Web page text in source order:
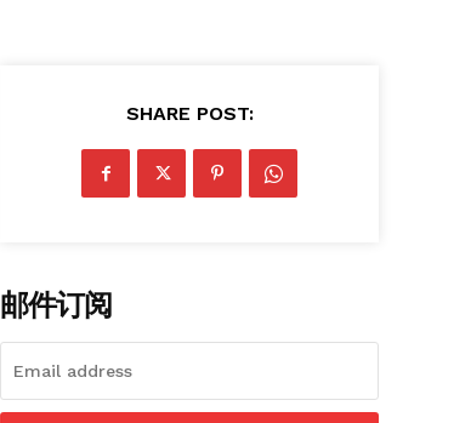
SHARE POST:
邮件订阅